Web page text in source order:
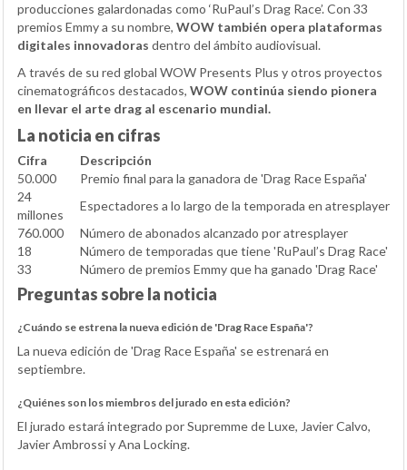
producciones galardonadas como ‘RuPaul’s Drag Race’. Con 33
premios Emmy a su nombre, WOW también opera plataformas
digitales innovadoras dentro del ámbito audiovisual.
A través de su red global WOW Presents Plus y otros proyectos
cinematográficos destacados, WOW continúa siendo pionera
en llevar el arte drag al escenario mundial.
La noticia en cifras
Cifra
Descripción
50.000
Premio final para la ganadora de 'Drag Race España'
24
millones
Espectadores a lo largo de la temporada en atresplayer
760.000
Número de abonados alcanzado por atresplayer
18
Número de temporadas que tiene 'RuPaul’s Drag Race'
33
Número de premios Emmy que ha ganado 'Drag Race'
Preguntas sobre la noticia
¿Cuándo se estrena la nueva edición de 'Drag Race España'?
La nueva edición de 'Drag Race España' se estrenará en
septiembre.
¿Quiénes son los miembros del jurado en esta edición?
El jurado estará integrado por Supremme de Luxe, Javier Calvo,
Javier Ambrossi y Ana Locking.